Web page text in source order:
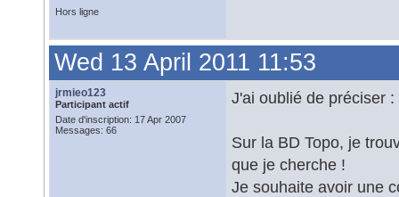
Hors ligne
Wed 13 April 2011 11:53
jrmieo123
Participant actif
Date d'inscription: 17 Apr 2007
Messages: 66
J'ai oublié de préciser
Sur la BD Topo, je
que je cherche !
Je souhaite avoir une